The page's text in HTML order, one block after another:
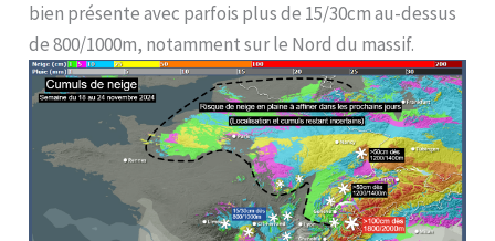
bien présente avec parfois plus de 15/30cm au-dessus
de 800/1000m, notamment sur le Nord du massif.